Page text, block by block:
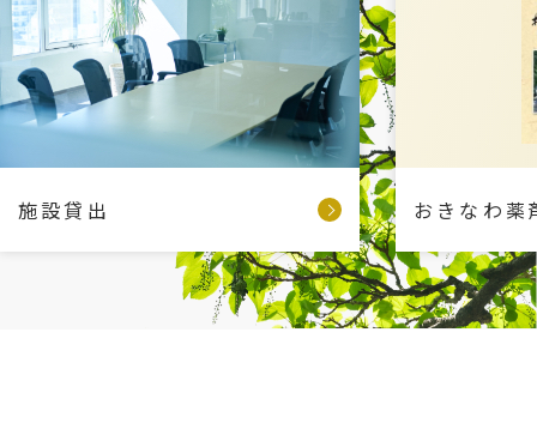
施設貸出 おきなわ薬